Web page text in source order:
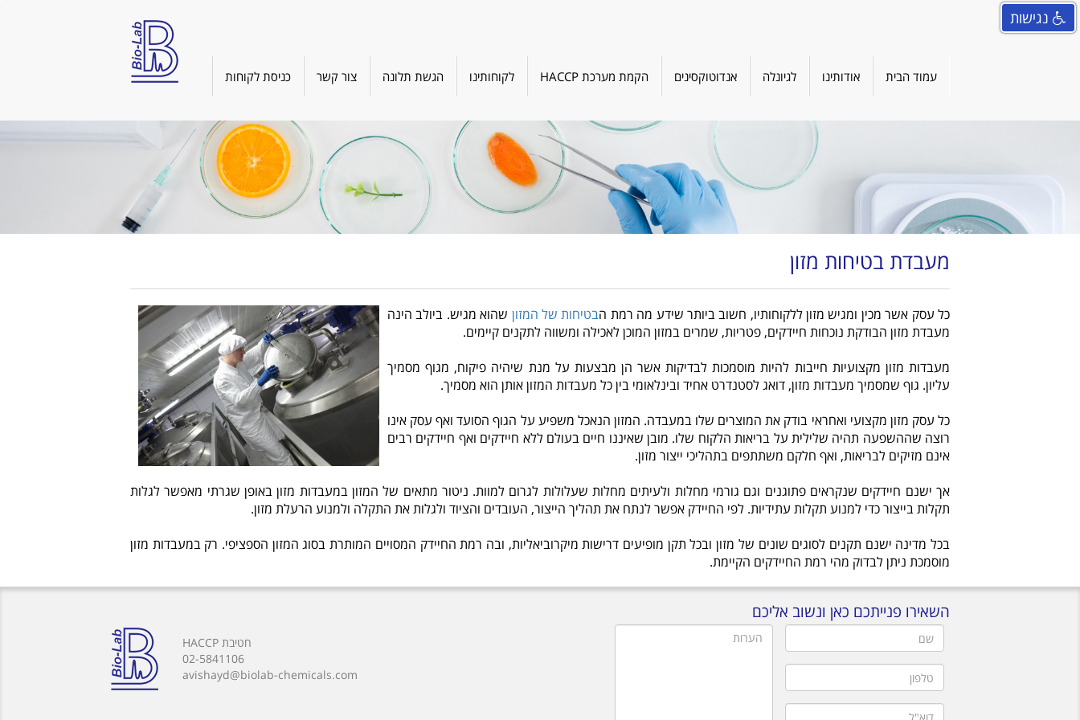
עמוד הבית אודותינו לגיונלה אנדוטוקסינים הקמת מערכת HACCP לקוחותינו הגשת תלונה צור קשר כניסת לקוחות
מעבדת בטיחות מזון
כל עסק אשר מכין ומגיש מזון ללקוחותיו, חשוב ביותר שידע מה רמת הבטיחות של המזון שהוא מגיש. ביולב הינה
מעבדת מזון הבודקת נוכחות חיידקים, פטריות, שמרים במזון המוכן לאכילה ומשווה לתקנים קיימים.
מעבדות מזון מקצועיות חייבות להיות מוסמכות לבדיקות אשר הן מבצעות על מנת שיהיה פיקוח, מגוף מסמיך
עליון. גוף שמסמיך מעבדות מזון, דואג לסטנדרט אחיד ובינלאומי בין כל מעבדות המזון אותן הוא מסמיך.
כל עסק מזון מקצועי ואחראי בודק את המוצרים שלו במעבדה. המזון הנאכל משפיע על הגוף הסועד ואף עסק אינו
רוצה שההשפעה תהיה שלילית על בריאות הלקוח שלו. מובן שאיננו חיים בעולם ללא חיידקים ואף חיידקים רבים
אינם מזיקים לבריאות, ואף חלקם משתתפים בתהליכי ייצור מזון.
אך ישנם חיידקים שנקראים פתוגנים וגם גורמי מחלות ולעיתים מחלות שעלולות לגרום למוות. ניטור מתאים של המזון במעבדות מזון באופן שגרתי מאפשר לגלות
תקלות בייצור כדי למנוע תקלות עתידיות. לפי החיידק אפשר לנתח את תהליך הייצור, העובדים והציוד ולגלות את התקלה ולמנוע הרעלת מזון.
בכל מדינה ישנם תקנים לסוגים שונים של מזון ובכל תקן מופיעים דרישות מיקרוביאליות, ובה רמת החיידק המסויים המותרת בסוג המזון הספציפי. רק במעבדות מזון
מוסמכת ניתן לבדוק מהי רמת החיידקים הקיימת.
השאירו פנייתכם כאן ונשוב אליכם
שם
טלפון
דוא"ל
הערות
חטיבת HACCP
02-5841106
avishayd@biolab-chemicals.com
נגישות